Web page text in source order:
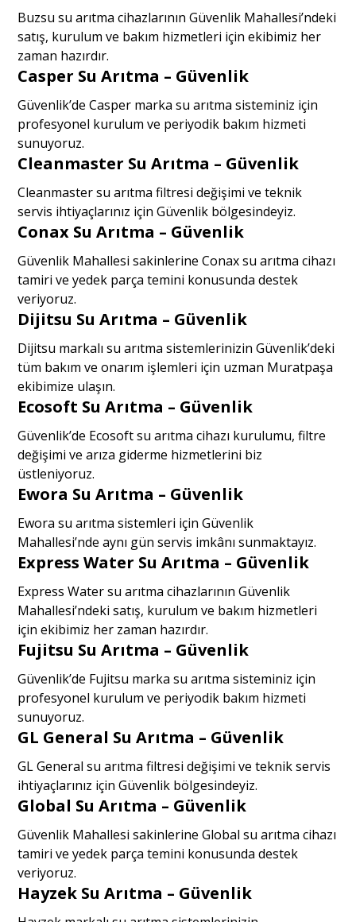
Buzsu su arıtma cihazlarının Güvenlik Mahallesi’ndeki
satış, kurulum ve bakım hizmetleri için ekibimiz her
zaman hazırdır.
Casper Su Arıtma – Güvenlik
Güvenlik’de Casper marka su arıtma sisteminiz için
profesyonel kurulum ve periyodik bakım hizmeti
sunuyoruz.
Cleanmaster Su Arıtma – Güvenlik
Cleanmaster su arıtma filtresi değişimi ve teknik
servis ihtiyaçlarınız için Güvenlik bölgesindeyiz.
Conax Su Arıtma – Güvenlik
Güvenlik Mahallesi sakinlerine Conax su arıtma cihazı
tamiri ve yedek parça temini konusunda destek
veriyoruz.
Dijitsu Su Arıtma – Güvenlik
Dijitsu markalı su arıtma sistemlerinizin Güvenlik’deki
tüm bakım ve onarım işlemleri için uzman Muratpaşa
ekibimize ulaşın.
Ecosoft Su Arıtma – Güvenlik
Güvenlik’de Ecosoft su arıtma cihazı kurulumu, filtre
değişimi ve arıza giderme hizmetlerini biz
üstleniyoruz.
Ewora Su Arıtma – Güvenlik
Ewora su arıtma sistemleri için Güvenlik
Mahallesi’nde aynı gün servis imkânı sunmaktayız.
Express Water Su Arıtma – Güvenlik
Express Water su arıtma cihazlarının Güvenlik
Mahallesi’ndeki satış, kurulum ve bakım hizmetleri
için ekibimiz her zaman hazırdır.
Fujitsu Su Arıtma – Güvenlik
Güvenlik’de Fujitsu marka su arıtma sisteminiz için
profesyonel kurulum ve periyodik bakım hizmeti
sunuyoruz.
GL General Su Arıtma – Güvenlik
GL General su arıtma filtresi değişimi ve teknik servis
ihtiyaçlarınız için Güvenlik bölgesindeyiz.
Global Su Arıtma – Güvenlik
Güvenlik Mahallesi sakinlerine Global su arıtma cihazı
tamiri ve yedek parça temini konusunda destek
veriyoruz.
Hayzek Su Arıtma – Güvenlik